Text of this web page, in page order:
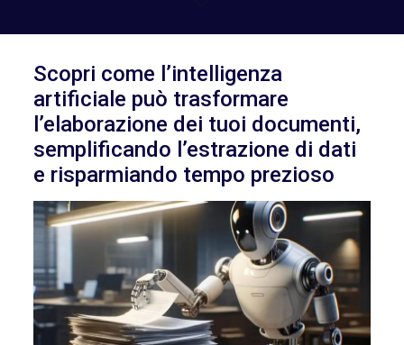
Scopri come l’intelligenza
artificiale può trasformare
l’elaborazione dei tuoi documenti,
semplificando l’estrazione di dati
e risparmiando tempo prezioso